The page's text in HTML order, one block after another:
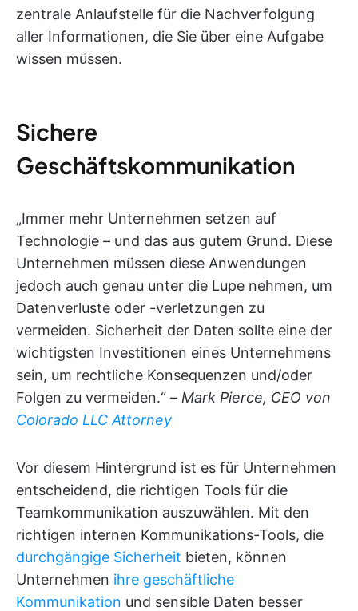
zentrale Anlaufstelle für die Nachverfolgung
aller Informationen, die Sie über eine Aufgabe
wissen müssen.
Sichere
Geschäftskommunikation
„Immer mehr Unternehmen setzen auf
Technologie – und das aus gutem Grund. Diese
Unternehmen müssen diese Anwendungen
jedoch auch genau unter die Lupe nehmen, um
Datenverluste oder -verletzungen zu
vermeiden. Sicherheit der Daten sollte eine der
wichtigsten Investitionen eines Unternehmens
sein, um rechtliche Konsequenzen und/oder
Folgen zu vermeiden.“ – Mark Pierce, CEO von
Colorado LLC Attorney
Vor diesem Hintergrund ist es für Unternehmen
entscheidend, die richtigen Tools für die
Teamkommunikation auszuwählen. Mit den
richtigen internen Kommunikations-Tools, die
durchgängige Sicherheit bieten, können
Unternehmen ihre geschäftliche
Kommunikation und sensible Daten besser